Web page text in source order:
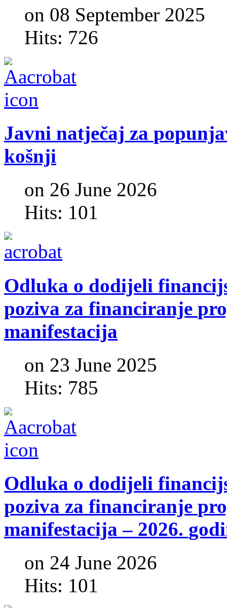
on 08 September 2025
Hits: 726
Javni natječaj za
košnji
on 26 June 2026
Hits: 101
Odluka o dodijeli
poziva za financiranje
manifestacija
on 23 June 2025
Hits: 785
Odluka o dodijeli
poziva za financiranje
manifestacija – 2026.
on 24 June 2026
Hits: 101